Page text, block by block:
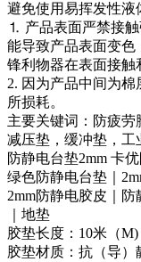
避免使用易挥发性液
⒈ 产品表面严禁接
能导致产品表面变色
锋利物器在表面接触
2. 因为产品中间为
所损耗。
主要关键词：防疲劳
减压垫，缓冲垫，工
防静电台垫2mm 卡
绿色防静电台垫｜
2mm防静电胶皮｜
｜地垫
胶垫长度：10米（M)
胶垫材质：抗（导